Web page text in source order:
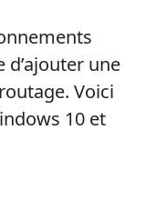
une
Voici
10 et